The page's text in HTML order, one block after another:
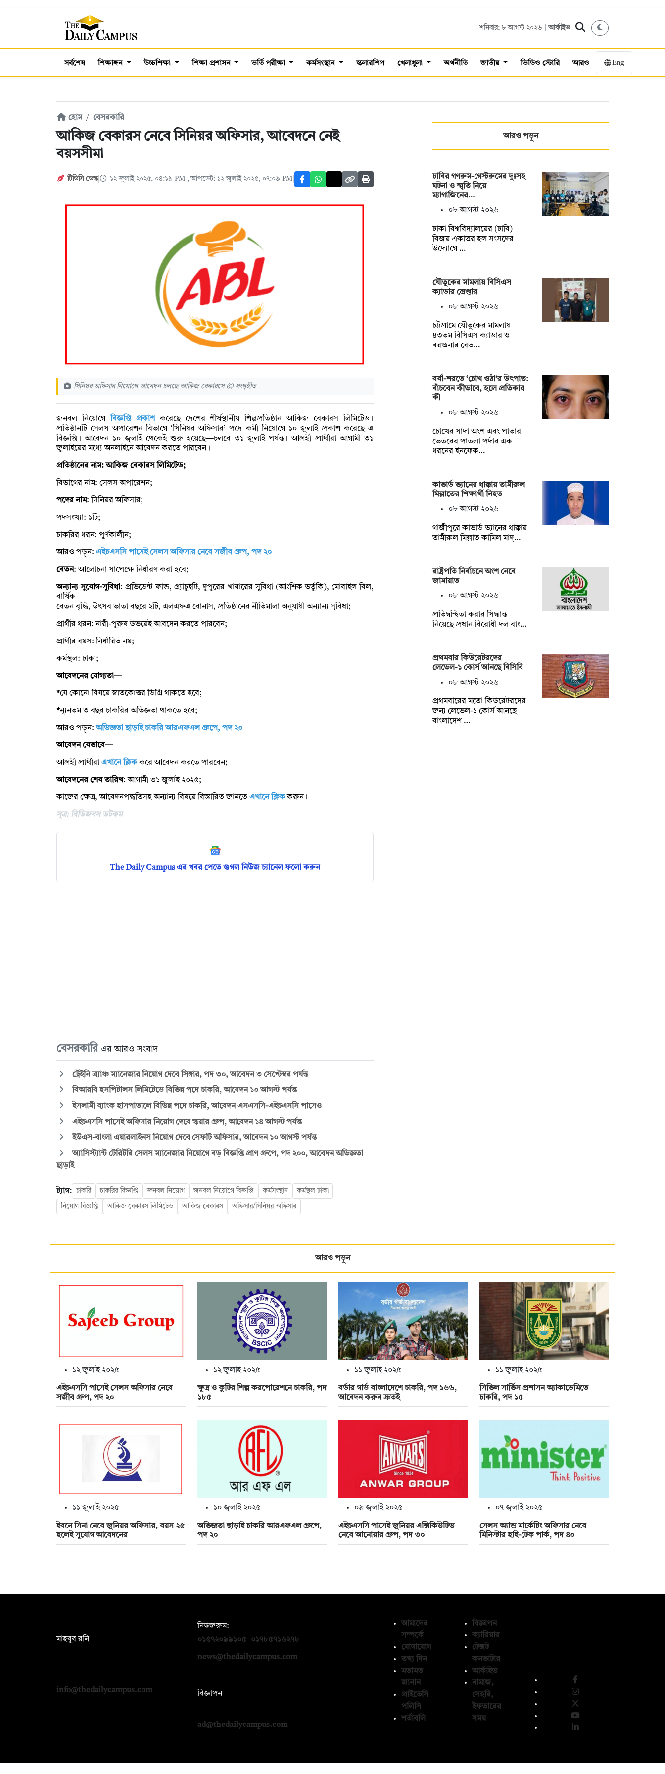
শনিবার; ৮ আগস্ট ২০২৬ |আর্কাইভ
সর্বশেষ শিক্ষাঙ্গন উচ্চশিক্ষা শিক্ষা প্রশাসন ভর্তি পরীক্ষা কর্মসংস্থান স্কলারশিপ খেলাধুলা অর্থনীতি জাতীয় ভিডিও স্টোরি আরও Eng
হোম বেসরকারি
আকিজ বেকারস নেবে সিনিয়র অফিসার, আবেদনে নেই
বয়সসীমা
টিডিসি ডেস্ক ১২ জুলাই ২০২৫, ০৪:১৯ PM , আপডেট: ১২ জুলাই ২০২৫, ০৭:০৯ PM
সিনিয়র অফিসার নিয়োগে আবেদন চলছে আকিজ বেকারসে © সংগৃহীত
জনবল নিয়োগেবিজ্ঞপ্তি প্রকাশকরেছে দেশের শীর্ষস্থানীয় শিল্পপ্রতিষ্ঠান আকিজ বেকারস লিমিটেড।
প্রতিষ্ঠানটি সেলস অপারেশন বিভাগে ‘সিনিয়র অফিসার’ পদে কর্মী নিয়োগে ১০ জুলাই প্রকাশ করেছে এ
বিজ্ঞপ্তি। আবেদন ১০ জুলাই থেকেই শুরু হয়েছে—চলবে ৩১ জুলাই পর্যন্ত। আগ্রহী প্রার্থীরা আগামী ৩১
জুলাইয়ের মধ্যে অনলাইনে আবেদন করতে পারবেন।
প্রতিষ্ঠানের নাম: আকিজ বেকারস লিমিটেড;
বিভাগের নাম: সেলস অপারেশন;
পদের নাম: সিনিয়র অফিসার;
পদসংখ্যা: ১টি;
চাকরির ধরন: পূর্ণকালীন;
আরও পড়ুন: এইচএসসি পাসেই সেলস অফিসার নেবে সজীব গ্রুপ, পদ ২০
বেতন: আলোচনা সাপেক্ষে নির্ধারণ করা হবে;
অন্যান্য সুযোগ-সুবিধা: প্রভিডেন্ট ফান্ড, গ্র্যাচুইটি, দুপুরের খাবারের সুবিধা (আংশিক ভর্তুকি), মোবাইল বিল,
বার্ষিক
বেতন বৃদ্ধি, উৎসব ভাতা বছরে ২টি, এলএফএ বোনাস, প্রতিষ্ঠানের নীতিমালা অনুযায়ী অন্যান্য সুবিধা;
প্রার্থীর ধরন: নারী-পুরুষ উভয়েই আবদেন করতে পারবেন;
প্রার্থীর বয়স: নির্ধারিত নয়;
কর্মস্থল: ঢাকা;
আবেদনের যোগ্যতা—
*যে কোনো বিষয়ে স্নাতকোত্তর ডিগ্রি থাকতে হবে;
*ন্যূনতম ৩ বছর চাকরির অভিজ্ঞতা থাকতে হবে;
আরও পড়ুন:অভিজ্ঞতা ছাড়াই চাকরি আরএফএল গ্রুপে, পদ ২০
আবেদন যেভাবে—
আগ্রহী প্রার্থীরা এখানে ক্লিককরে আবেদন করতে পারবেন;
আবেদনের শেষ তারিখ: আগামী ৩১ জুলাই ২০২৫;
কাজের ক্ষেত্র, আবেদনপদ্ধতিসহ অন্যান্য বিষয়ে বিস্তারিত জানতে এখানে ক্লিককরুন।
সূত্র: বিডিজবস ডটকম
The Daily Campus এর খবর পেতে গুগল নিউজ চ্যানেল ফলো করুন
বেসরকারি এর আরও সংবাদ
ট্রেইনি ব্র্যাঞ্চ ম্যানেজার নিয়োগ দেবে সিঙ্গার, পদ ৩০, আবেদন ৩ সেপ্টেম্বর পর্যন্ত
বিআরবি হসপিটালস লিমিটেডে বিভিন্ন পদে চাকরি, আবেদন ১০ আগস্ট পর্যন্ত
ইসলামী ব্যাংক হাসপাতালে বিভিন্ন পদে চাকরি, আবেদন এসএসসি-এইচএসসি পাসেও
এইচএসসি পাসেই অফিসার নিয়োগ দেবে স্কয়ার গ্রুপ, আবেদন ১৪ আগস্ট পর্যন্ত
ইউএস-বাংলা এয়ারলাইনস নিয়োগ দেবে সেফটি অফিসার, আবেদন ১০ আগস্ট পর্যন্ত
অ্যাসিস্ট্যান্ট টেরিটরি সেলস ম্যানেজার নিয়োগে বড় বিজ্ঞপ্তি প্রাণ গ্রুপে, পদ ২০০, আবেদন অভিজ্ঞতা
ছাড়াই
ট্যাগ: চাকরি চাকরির বিজ্ঞপ্তি জনবল নিয়োগ জনবল নিয়োগে বিজ্ঞপ্তি কর্মসংস্থান কর্মস্থল ঢাকা
নিয়োগ বিজ্ঞপ্তি আকিজ বেকারস লিমিটেড আকিজ বেকারস অফিসার/সিনিয়র অফিসার
আরও পড়ুন
ঢাবির গণরুম-গেস্টরুমের দুঃসহ
ঘটনা ও স্মৃতি নিয়ে
ম্যাগাজিনের…
০৮ আগস্ট ২০২৬
ঢাকা বিশ্ববিদ্যালয়ের (ঢাবি)
বিজয় একাত্তর হল সংসদের
উদ্যোগে …
যৌতুকের মামলায় বিসিএস
ক্যাডার গ্রেপ্তার
০৮ আগস্ট ২০২৬
চট্টগ্রামে যৌতুকের মামলায়
৪৩তম বিসিএস ক্যাডার ও
বরগুনার বেত…
বর্ষা-শরতে ‘চোখ ওঠা’র উৎপাত:
বাঁচবেন কীভাবে, হলে প্রতিকার
কী
০৮ আগস্ট ২০২৬
চোখের সাদা অংশ এবং পাতার
ভেতরের পাতলা পর্দার এক
ধরনের ইনফেক…
কাভার্ড ভ্যানের ধাক্কায় তামীরুল
মিল্লাতের শিক্ষার্থী নিহত
০৮ আগস্ট ২০২৬
গাজীপুরে কাভার্ড ভ্যানের ধাক্কায়
তামীরুল মিল্লাত কামিল মাদ্…
রাষ্ট্রপতি নির্বাচনে অংশ নেবে
জামায়াত
০৮ আগস্ট ২০২৬
প্রতিদ্বন্দ্বিতা করার সিদ্ধান্ত
নিয়েছে প্রধান বিরোধী দল বাং…
প্রথমবার কিউরেটরদের
লেভেল-১ কোর্স আনছে বিসিবি
০৮ আগস্ট ২০২৬
প্রথমবারের মতো কিউরেটরদের
জন্য লেভেল-১ কোর্স আনছে
বাংলাদেশ …
আরও পড়ুন
১২ জুলাই ২০২৫
এইচএসসি পাসেই সেলস অফিসার নেবে
সজীব গ্রুপ, পদ ২০
১২ জুলাই ২০২৫
ক্ষুদ্র ও কুটির শিল্প করপোরেশনে চাকরি, পদ
১৮৫
১১ জুলাই ২০২৫
বর্ডার গার্ড বাংলাদেশে চাকরি, পদ ১৬৬,
আবেদন করুন দ্রুতই
১১ জুলাই ২০২৫
সিভিল সার্ভিস প্রশাসন অ্যাকাডেমিতে
চাকরি, পদ ১৫
১১ জুলাই ২০২৫
ইবনে সিনা নেবে জুনিয়র অফিসার, বয়স ২৫
হলেই সুযোগ আবেদনের
১০ জুলাই ২০২৫
অভিজ্ঞতা ছাড়াই চাকরি আরএফএল গ্রুপে,
পদ ২০
০৯ জুলাই ২০২৫
এইচএসসি পাসেই জুনিয়র এক্সিকিউটিভ
নেবে আনোয়ার গ্রুপ, পদ ৩০
০৭ জুলাই ২০২৫
সেলস অ্যান্ড মার্কেটিং অফিসার নেবে
মিনিস্টার হাই-টেক পার্ক, পদ ৪০
মাহবুব রনি
info@thedailycampus.com
নিউজরুম:
০১৫৭২০৯৯১০৫
০১৭৮৫৭১৬২৭৮
news@thedailycampus.com
বিজ্ঞাপন
ad@thedailycampus.com
আমাদের
সম্পর্কে
যোগাযোগ
তথ্য দিন
মতামত
জানান
প্রাইভেসি
পলিসি
শর্তাবলি
বিজ্ঞাপন
ক্যারিয়ার
টেক্সট
কনভার্টার
আর্কাইভ
নামাজ,
সেহরি,
ইফতারের
সময়
© কপিরাইট 2026, দ্য ডেইলি ক্যাম্পাস লিমিটেড